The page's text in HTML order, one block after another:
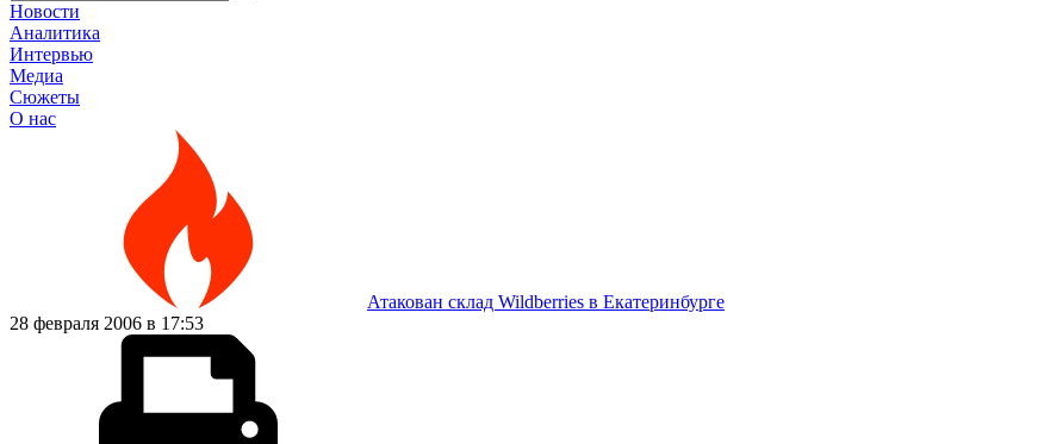
Новости
Аналитика
Интервью
Медиа
Сюжеты
О нас
Атакован склад Wildberries в Екатеринбурге
28 февраля 2006 в 17:53